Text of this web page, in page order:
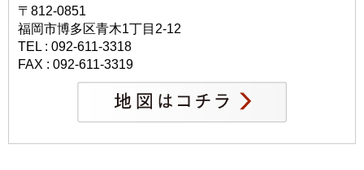
〒812-0851
福岡市博多区青木1丁目2-12
TEL : 092-611-3318
FAX : 092-611-3319